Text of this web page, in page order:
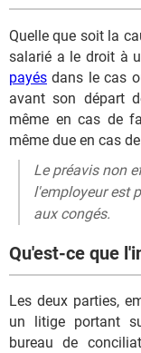
Quelle que soit la
salarié a le droit à
payés dans le cas
avant son départ
même en cas de
même due en cas
Le préavis non
l'employeur est
aux congés.
Qu'est-ce que
Les deux parties,
un litige portant
bureau de